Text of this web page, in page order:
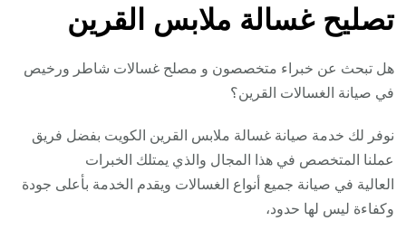
تصليح غسالة ملابس القرين
هل تبحث عن خبراء متخصصون و مصلح غسالات شاطر ورخيص
في صيانة الغسالات القرين؟
نوفر لك خدمة صيانة غسالة ملابس القرين الكويت بفضل فريق
عملنا المتخصص في هذا المجال والذي يمتلك الخبرات
العالية في صيانة جميع أنواع الغسالات ويقدم الخدمة بأعلى جودة
وكفاءة ليس لها حدود،